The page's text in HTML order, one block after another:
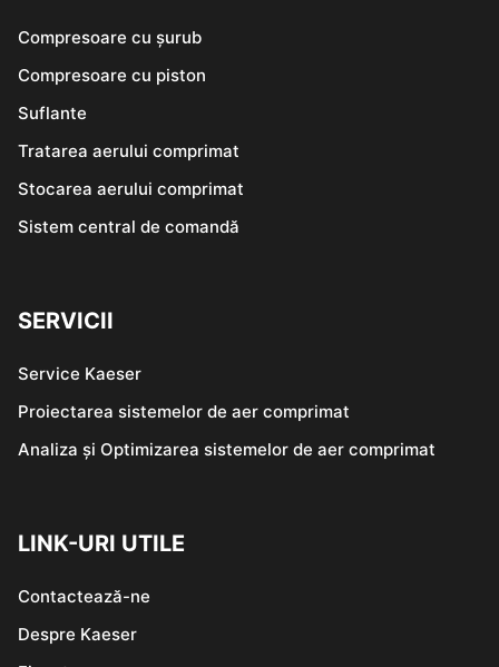
Compresoare cu șurub
Compresoare cu piston
Suflante
Tratarea aerului comprimat
Stocarea aerului comprimat
Sistem central de comandă
SERVICII
Service Kaeser
Proiectarea sistemelor de aer comprimat
Analiza și Optimizarea sistemelor de aer comprimat
LINK-URI UTILE
Contactează-ne
Despre Kaeser